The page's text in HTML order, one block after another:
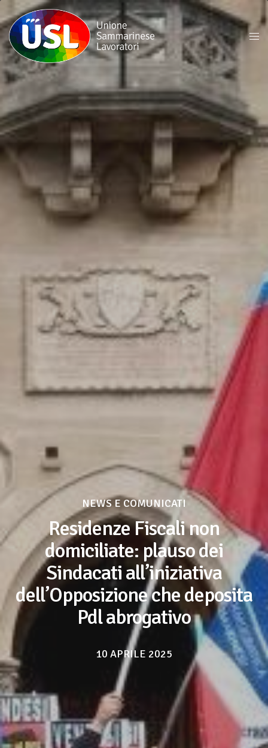
NEWS E COMUNICATI
Residenze Fiscali non
domiciliate: plauso dei
Sindacati all’iniziativa
dell’Opposizione che deposita
Pdl abrogativo
10 APRILE 2025